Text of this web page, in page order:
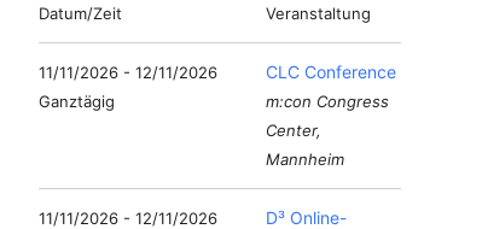
Datum/Zeit Veranstaltung
11/11/2026 - 12/11/2026
Ganztägig
CLC Conference
m:con Congress
Center,
Mannheim
11/11/2026 - 12/11/2026
D³ Online-